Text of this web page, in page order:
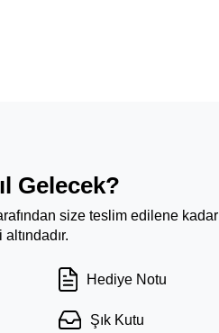
Gelecek?
size teslim edilene kadar
Hediye Notu
Şık Kutu